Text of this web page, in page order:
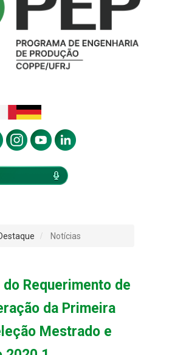
Notícias
do Requerimento de
da Primeira
Mestrado e